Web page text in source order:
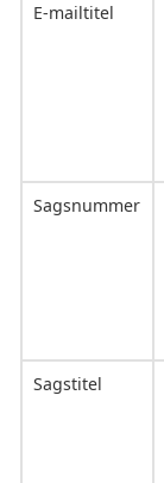
E-mailtitel
Sagsnummer
Sagstitel